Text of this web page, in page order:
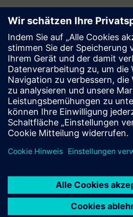
Follow
Press | Company | Siemens
© Siemens 1996 – 2026
Corporate Information
Privacy Notice
Cookie Notice
Digital ID